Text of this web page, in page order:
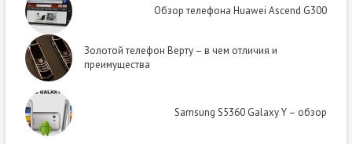
Обзор телефона Huawei Ascend G300
Золотой телефон Верту – в чем отличия и
преимущества
Samsung S5360 Galaxy Y – обзор